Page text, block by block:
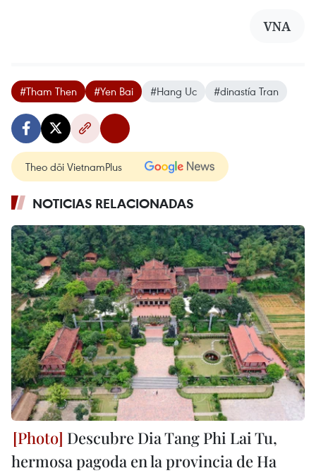
VNA
#Tham Then #Yen Bai #Hang Uc #dinastía Tran
Theo dõi VietnamPlus
NOTICIAS RELACIONADAS
Descubre Dia Tang Phi Lai Tu,
hermosa pagoda en la provincia de Ha